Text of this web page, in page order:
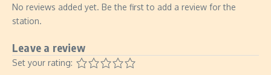
No reviews added yet. Be the first to add a review for the
station.
Leave a review
Set your rating: